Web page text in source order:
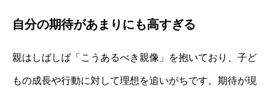
自分の期待があまりにも高すぎる
親はしばしば「こうあるべき親像」を抱いており、子ど
もの成長や行動に対して理想を追いがちです。期待が現